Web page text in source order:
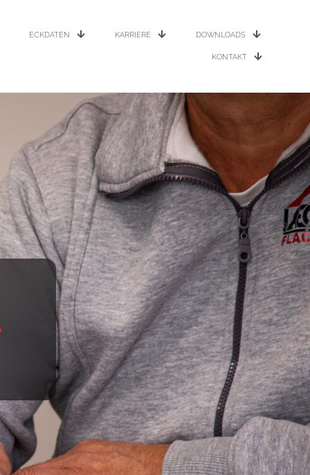
ECKDATEN KARRIERE DOWNLOADS
KONTAKT